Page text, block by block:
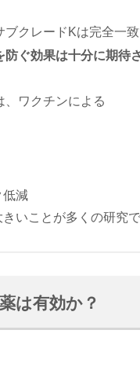
ブクレードKは完全一致
防ぐ効果は十分に期待
、ワクチンによる
低減
いことが多くの研究
は有効か？